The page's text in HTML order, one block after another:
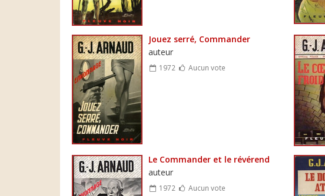
Jouez serré, Commander
auteur
1972 Aucun vote
Le Commander et le révérend
auteur
1972 Aucun vote